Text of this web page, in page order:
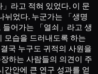
라고 적혀 있었다. 이 문
뉘었다. 누군가는 「생명
어가는 「열쇠」라고 생
모습을 드러내도록 하는
국 누구도 귀적의 사원을
하는 사람들의 의견이 주
간안에 큰 연구 성과를 얻